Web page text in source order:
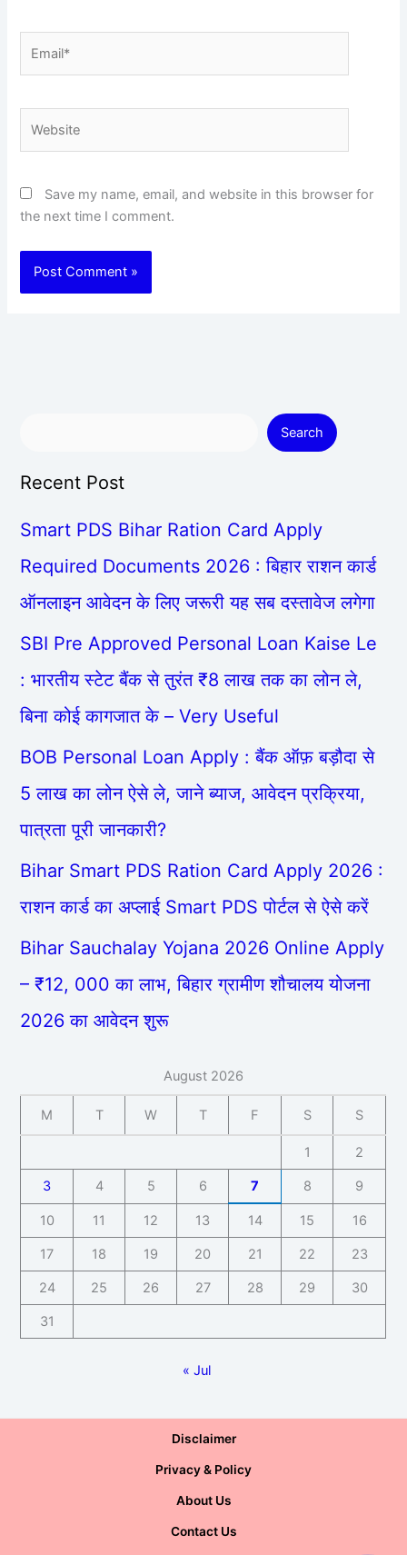
Save my name, email, and website in this browser for
the next time I comment.
Search
Recent Post
Smart PDS Bihar Ration Card Apply
Required Documents 2026 : बिहार राशन कार्ड
ऑनलाइन आवेदन के लिए जरूरी यह सब दस्तावेज लगेगा
SBI Pre Approved Personal Loan Kaise Le
: भारतीय स्टेट बैंक से तुरंत ₹8 लाख तक का लोन ले,
बिना कोई कागजात के – Very Useful
BOB Personal Loan Apply : बैंक ऑफ़ बड़ौदा से
5 लाख का लोन ऐसे ले, जाने ब्याज, आवेदन प्रक्रिया,
पात्रता पूरी जानकारी?
Bihar Smart PDS Ration Card Apply 2026 :
राशन कार्ड का अप्लाई Smart PDS पोर्टल से ऐसे करें
Bihar Sauchalay Yojana 2026 Online Apply
– ₹12, 000 का लाभ, बिहार ग्रामीण शौचालय योजना
2026 का आवेदन शुरू
August 2026
M T W T F S S
1 2
3 4 5 6 7 8 9
10 11 12 13 14 15 16
17 18 19 20 21 22 23
24 25 26 27 28 29 30
31
« Jul
Disclaimer
Privacy & Policy
About Us
Contact Us